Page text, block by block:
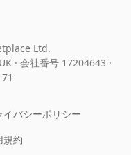
Ltd.
· 会社番号 17204643 ·
イバシーポリシー
規約